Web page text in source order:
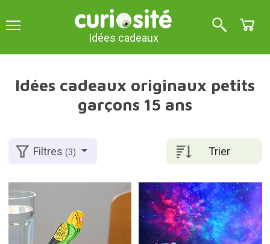
Idées cadeaux
Idées cadeaux originaux petits
garçons 15 ans
Trier
Filtres(3)